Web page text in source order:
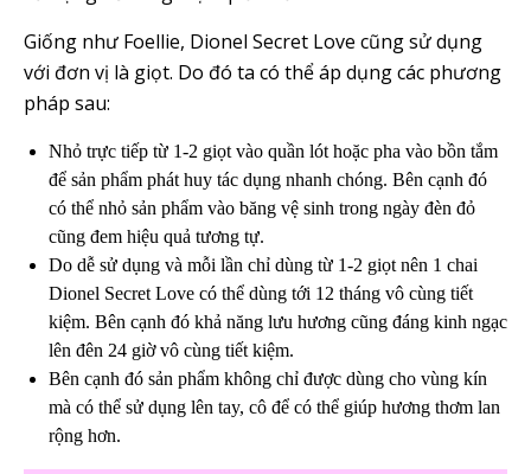
Giống như Foellie, Dionel Secret Love cũng sử dụng
với đơn vị là giọt. Do đó ta có thể áp dụng các phương
pháp sau:
Nhỏ trực tiếp từ 1-2 giọt vào quần lót hoặc pha vào bồn tắm
để sản phẩm phát huy tác dụng nhanh chóng. Bên cạnh đó
có thể nhỏ sản phẩm vào băng vệ sinh trong ngày đèn đỏ
cũng đem hiệu quả tương tự.
Do dễ sử dụng và mỗi lần chỉ dùng từ 1-2 giọt nên 1 chai
Dionel Secret Love có thể dùng tới 12 tháng vô cùng tiết
kiệm. Bên cạnh đó khả năng lưu hương cũng đáng kinh ngạc
lên đên 24 giờ vô cùng tiết kiệm.
Bên cạnh đó sản phẩm không chỉ được dùng cho vùng kín
mà có thể sử dụng lên tay, cô để có thể giúp hương thơm lan
rộng hơn.